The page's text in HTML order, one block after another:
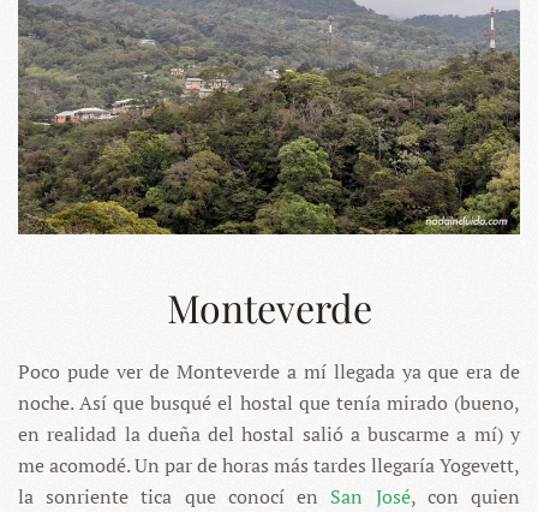
Monteverde
Poco pude ver de Monteverde a mí llegada ya que era de
noche. Así que busqué el hostal que tenía mirado (bueno,
en realidad la dueña del hostal salió a buscarme a mí) y
me acomodé. Un par de horas más tardes llegaría Yogevett,
la sonriente tica que conocí en San José, con quien